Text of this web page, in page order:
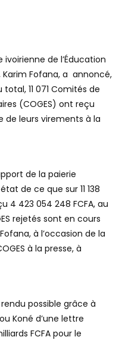
de l’Éducation
Fofana, a annoncé,
11 071 Comités de
(COGES) ont reçu
de leurs virements à la
de la paierie
de ce que sur 11 138
4 423 054 248 FCFA, au
rejetés sont en cours
à l’occasion de la
à la presse, à
possible grâce à
Koné d’une lettre
FCFA pour le